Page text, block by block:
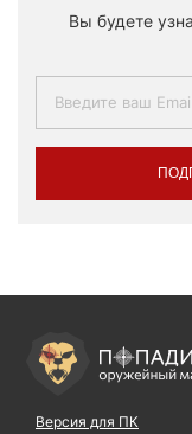
Вы будете
Версия для ПК